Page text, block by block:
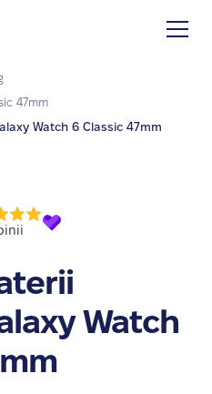
47mm
Watch 6 Classic 47mm
Watch